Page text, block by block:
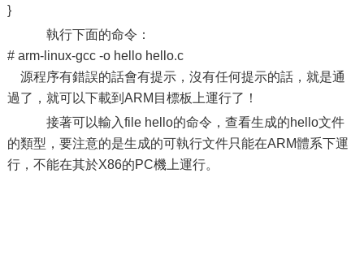
}
執行下面的命令：
# arm-linux-gcc -o hello hello.c
源程序有錯誤的話會有提示，沒有任何提示的話，就是通
過了，就可以下載到ARM目標板上運行了！
接著可以輸入file hello的命令，查看生成的hello文件
的類型，要注意的是生成的可執行文件只能在ARM體系下運
行，不能在其於X86的PC機上運行。